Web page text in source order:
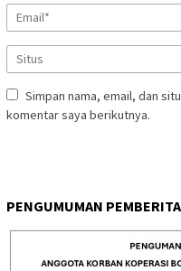
Simpan nama, email, dan
komentar saya berikutnya.
PENGUMUMAN